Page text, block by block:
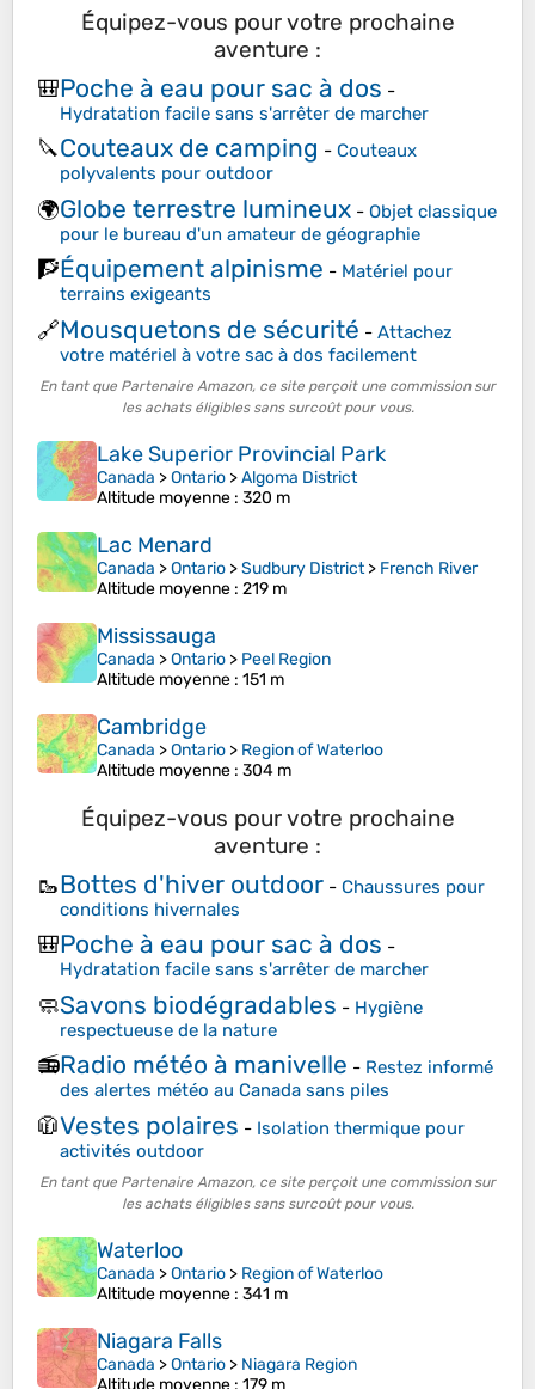
Équipez-vous pour votre prochaine
aventure :
🎒Poche à eau pour sac à dos -
Hydratation facile sans s'arrêter de marcher
🔪Couteaux de camping - Couteaux
polyvalents pour outdoor
🌍Globe terrestre lumineux - Objet classique
pour le bureau d'un amateur de géographie
🧗Équipement alpinisme - Matériel pour
terrains exigeants
🔗Mousquetons de sécurité - Attachez
votre matériel à votre sac à dos facilement
En tant que Partenaire Amazon, ce site perçoit une commission sur
les achats éligibles sans surcoût pour vous.
Lake Superior Provincial Park
Canada >Ontario >Algoma District
Altitude moyenne : 320 m
Lac Menard
Canada >Ontario >Sudbury District> French River
Altitude moyenne : 219 m
Mississauga
Canada >Ontario > Peel Region
Altitude moyenne : 151 m
Cambridge
Canada >Ontario > Region of Waterloo
Altitude moyenne : 304 m
Équipez-vous pour votre prochaine
aventure :
🥾Bottes d'hiver outdoor - Chaussures pour
conditions hivernales
🎒Poche à eau pour sac à dos -
Hydratation facile sans s'arrêter de marcher
🧼Savons biodégradables - Hygiène
respectueuse de la nature
📻Radio météo à manivelle - Restez informé
des alertes météo au Canada sans piles
🧥Vestes polaires - Isolation thermique pour
activités outdoor
En tant que Partenaire Amazon, ce site perçoit une commission sur
les achats éligibles sans surcoût pour vous.
Waterloo
Canada >Ontario > Region of Waterloo
Altitude moyenne : 341 m
Niagara Falls
Canada >Ontario > Niagara Region
Altitude moyenne : 179 m